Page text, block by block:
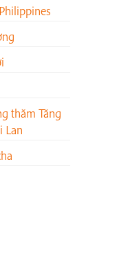
thăm Tăng
Lan